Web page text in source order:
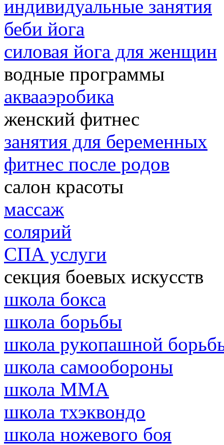
индивидуальные занятия
беби йога
силовая йога для женщин
водные программы
аквааэробика
женский фитнес
занятия для беременных
фитнес после родов
салон красоты
массаж
солярий
СПА услуги
секция боевых искусств
школа бокса
школа борьбы
школа рукопашной
школа самообороны
школа MMA
школа тхэквондо
школа ножевого боя